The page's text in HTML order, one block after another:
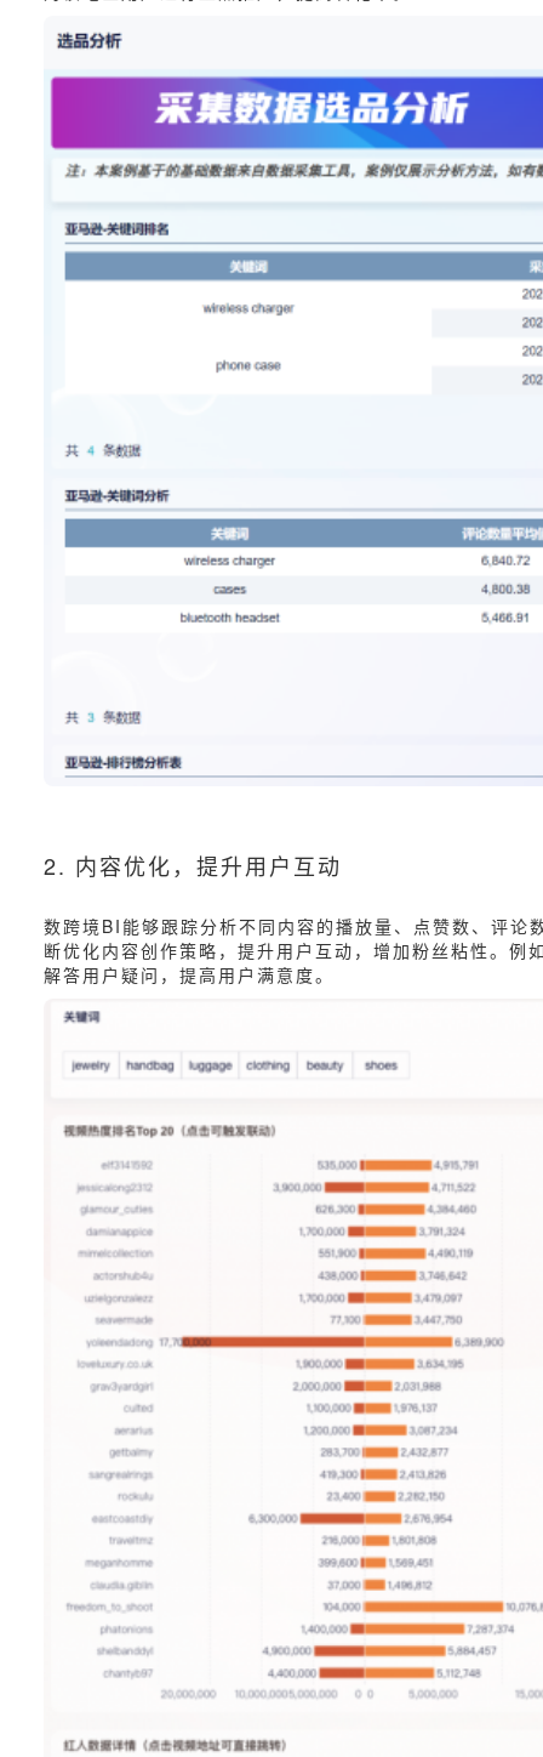
2. 内容优化，提升用户互动
数跨境BI能够跟踪分析不同内容的播放量、点赞数、评
断优化内容创作策略，提升用户互动，增加粉丝粘性。
解答用户疑问，提高用户满意度。